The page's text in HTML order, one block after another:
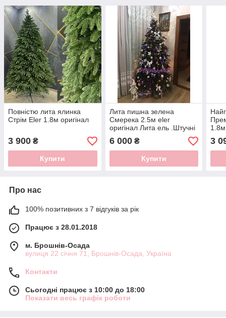
Повністю лита ялинка
Стрім Eler 1.8м оригінал
3 900 ₴
Купити
Лита пишна зелена
Смерека 2.5м eler
оригінал Лита ель .Штучні
Виробника.Україна
6 000₴
Купити
1.8м
3
Про нас
100% позитивних з 7 відгуків за рік
Працює з 28.01.2018
м. Брошнів-Осада
вулиця 22 січня 71, Брошнів-Осада, Україна
Контакти
Сьогодні працює з 10:00 до 18:00
Показати весь графік роботи